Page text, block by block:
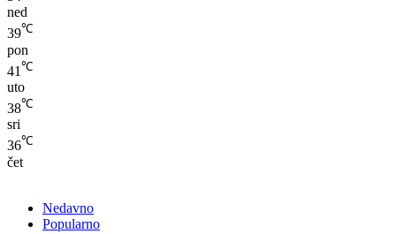
ned
39℃
pon
41 ℃
uto
38℃
sri
36℃
čet
Nedavno
Popularno